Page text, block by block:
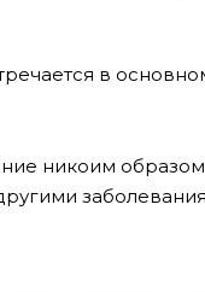
в
никоим